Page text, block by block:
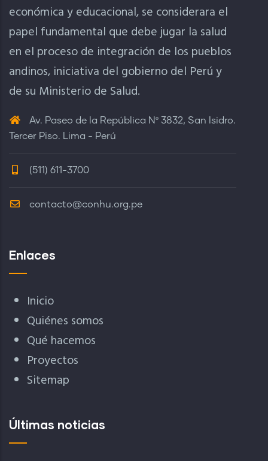
económica y educacional, se considerara el
papel fundamental que debe jugar la salud
en el proceso de integración de los pueblos
andinos, iniciativa del gobierno del Perú y
de su Ministerio de Salud.
Av. Paseo de la República Nº 3832, San Isidro.
Tercer Piso. Lima - Perú
(511) 611-3700
contacto@conhu.org.pe
Enlaces
Inicio
Quiénes somos
Qué hacemos
Proyectos
Sitemap
Últimas noticias